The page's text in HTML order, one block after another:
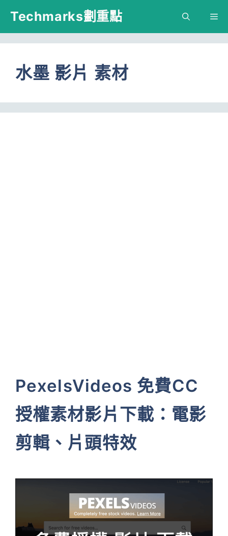
跳
主
容
Techmarks劃重點
水墨 影片 素材
PexelsVideos 免費CC
授權素材影片下載：電影
剪輯、片頭特效